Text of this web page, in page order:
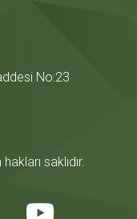
No:23
saklıdır.